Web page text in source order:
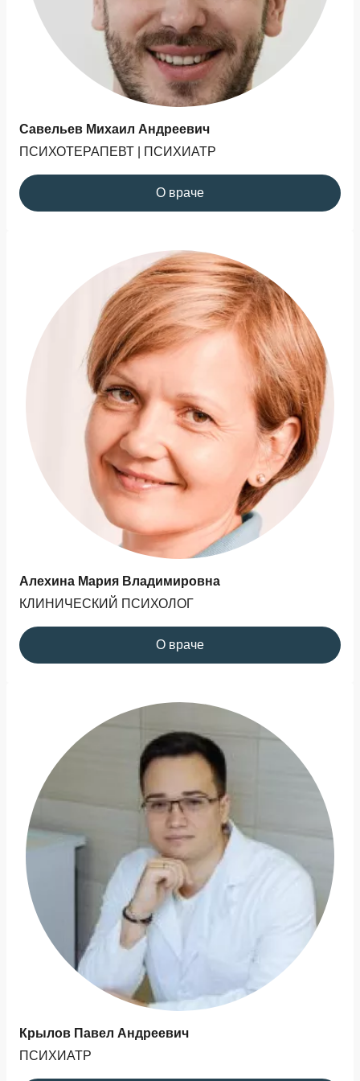
Савельев Михаил Андреевич
ПСИХОТЕРАПЕВТ | ПСИХИАТР
О враче
Алехина Мария Владимировна
КЛИНИЧЕСКИЙ ПСИХОЛОГ
О враче
Крылов Павел Андреевич
ПСИХИАТР